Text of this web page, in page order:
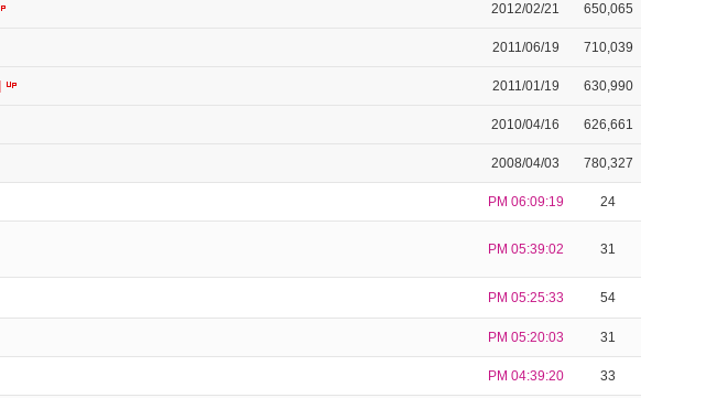
2012/02/21 650,065
2011/06/19 710,039
2011/01/19 630,990
2010/04/16 626,661
2008/04/03 780,327
PM 06:09:19 24
PM 05:39:02 31
PM 05:25:33 54
PM 05:20:03 31
PM 04:39:20 33